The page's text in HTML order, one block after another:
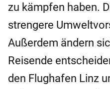
zu kämpfen haben.
strengere
Außerdem ändern
Reisende
den Flughafen Linz